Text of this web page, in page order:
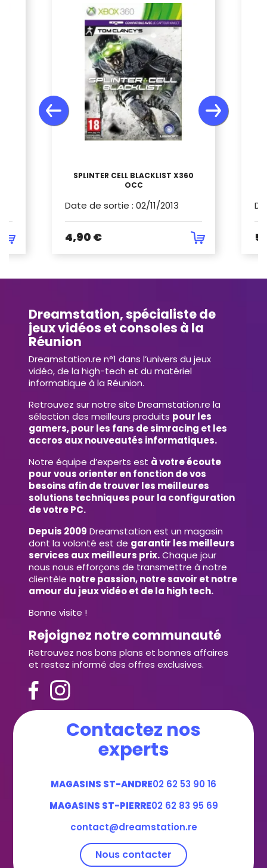
SPLINTER CELL BLACKLIST X360
OCC
Date de sortie : 02/11/2013
4,90 €
Dreamstation, spécialiste de
jeux vidéos et consoles à la
Réunion
Dreamstation.re n°1 dans l’univers du jeux
vidéo, de la high-tech et du matériel
informatique à la Réunion.
Retrouvez sur notre site Dreamstation.re la
sélection des meilleurs produits pour les
gamers, pour les fans de simracing et les
accros aux nouveautés informatiques.
Notre équipe d’experts est à votre écoute
pour vous orienter en fonction de vos
besoins afin de trouver les meilleures
solutions techniques pour la configuration
de votre PC.
Depuis 2009 Dreamstation est un magasin
dont la volonté est de garantir les meilleurs
services aux meilleurs prix.Chaque jour
nous nous efforçons de transmettre à notre
clientèle notre passion, notre savoir et notre
amour du jeux vidéo et de la high tech.
Bonne visite !
Rejoignez notre communauté
Retrouvez nos bons plans et bonnes affaires
et restez informé des offres exclusives.
Contactez nos
experts
MAGASINS ST-ANDRE02 62 53 90 16
MAGASINS ST-PIERRE02 62 83 95 69
contact@dreamstation.re
Nous contacter